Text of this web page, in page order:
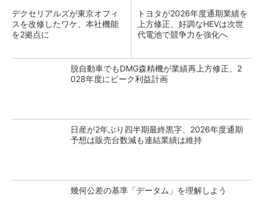
デクセリアルズが東京オフィ
スを改修したワケ、本社機能
を2拠点に
トヨタが2026年度通期業績を
上方修正、好調なHEVは次世
代電池で競争力を強化へ
脱自動車でもDMG森精機が業績再上方修正、2
028年度にピーク利益計画
日産が2年ぶり四半期最終黒字、2026年度通期
予想は販売台数減も連結業績は維持
幾何公差の基準「データム」を理解しよう